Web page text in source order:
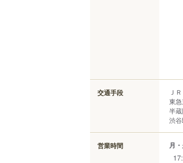
交通手段
Ｊ
東
半
渋
営業時間 月